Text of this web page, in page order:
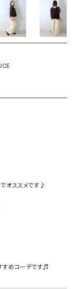
オススメです♪
すめコーデです♬